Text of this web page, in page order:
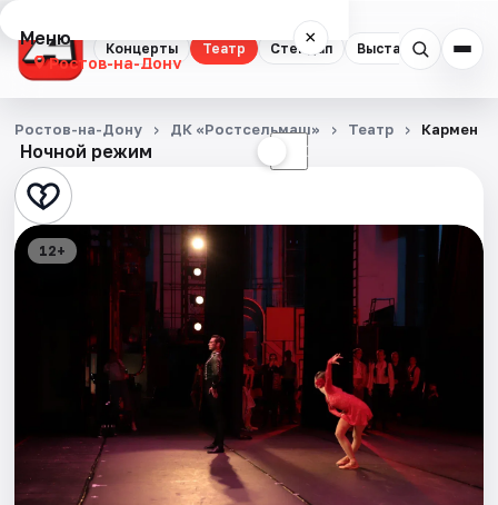
Концерты Театр Стендап Выставки
Меню ×
Ростов-на-Дону
Концерты
Театр
Стендап
Экскурсии
События
Ночной режим ☾
Ростов-на-Дону ДК «Ростсельмаш» Театр Кармен
12+